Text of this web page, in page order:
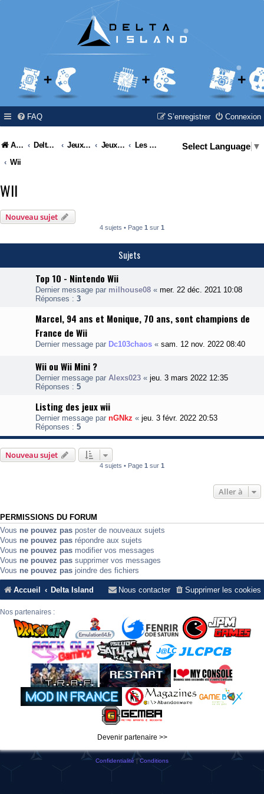
FAQ Connexion
S’enregistrer
Accueil Delta Island Jeux Video Jeux Vidéo & Retrogaming
Les consoles Nintendo
Wii
Select Language ▼
WII
Nouveau sujet
4 sujets • Page 1 sur 1
Sujets
Top 10 - Nintendo Wii
Dernier message par milhouse08 « mer. 22 déc. 2021 10:08
Réponses : 3
Marcel, 94 ans et Monique, 70 ans, sont champions de
France de Wii
Dernier message par Dc103chaos « sam. 12 nov. 2022 08:40
Wii ou Wii Mini ?
Dernier message par Alexs023 « jeu. 3 mars 2022 12:35
Réponses : 5
Listing des jeux wii
Dernier message par nGNkz « jeu. 3 févr. 2022 20:53
Réponses : 5
Nouveau sujet
4 sujets • Page 1 sur 1
Aller à
PERMISSIONS DU FORUM
Vous ne pouvez pas poster de nouveaux sujets
Vous ne pouvez pas répondre aux sujets
Vous ne pouvez pas modifier vos messages
Vous ne pouvez pas supprimer vos messages
Vous ne pouvez pas joindre des fichiers
Accueil Delta Island Supprimer les cookies
Nous contacter
Nos partenaires :
Devenir partenaire >>
Confidentialité|Conditions